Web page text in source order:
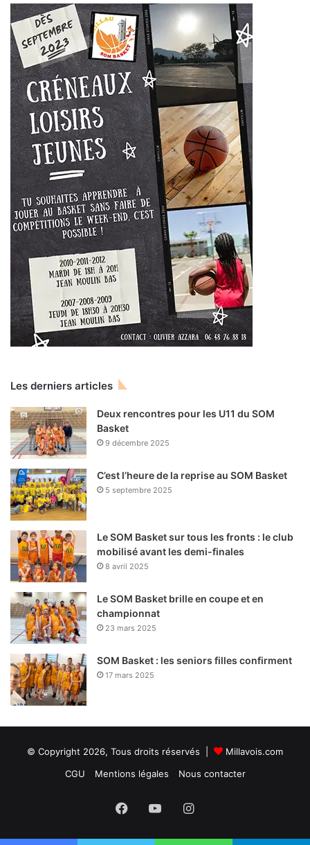
Les derniers articles
Deux rencontres pour les U11 du SOM
Basket
9 décembre 2025
C’est l’heure de la reprise au SOM Basket
5 septembre 2025
Le SOM Basket sur tous les fronts : le club
mobilisé avant les demi-finales
8 avril 2025
Le SOM Basket brille en coupe et en
championnat
23 mars 2025
SOM Basket : les seniors filles confirment
17 mars 2025
© Copyright 2026, Tous droits réservés |
Millavois.com
CGU
Mentions légales Nous contacter
FacebookYouTubeInstagram